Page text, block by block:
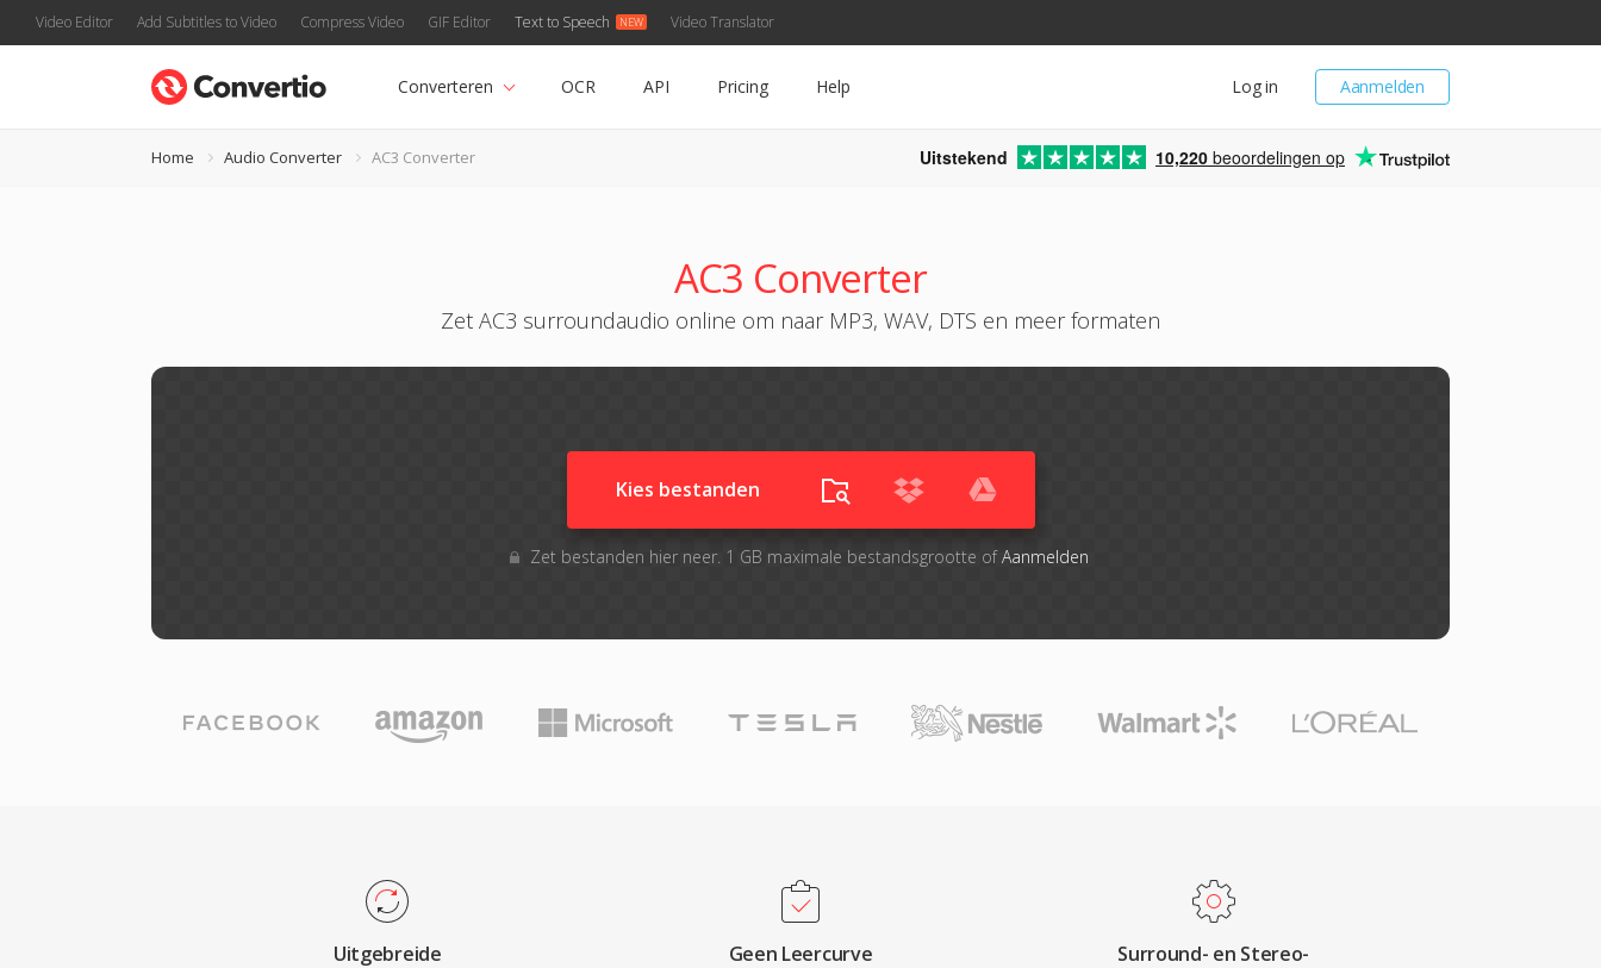
Video Editor Add Subtitles to Video Compress Video GIF Editor Text to Speech Video Translator
Aanmelden
Log in
Converteren OCR API Pricing Help
Home Audio Converter AC3 Converter Uitstekend 10,220 beoordelingen op
AC3 Converter
Zet AC3 surroundaudio online om naar MP3, WAV, DTS en meer formaten
Kies bestanden
Zet bestanden hier neer. 1 GB maximale bestandsgrootte ofAanmelden
Uitgebreide
Geen Leercurve
Surround- en Stereo-